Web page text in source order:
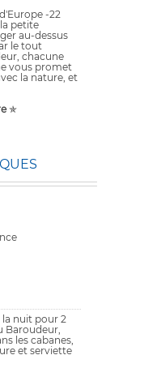
-22
petite
au-dessus
le tout
chacune
vous promet
la nature, et
✯
la nuit pour 2
Baroudeur,
les cabanes,
et serviette